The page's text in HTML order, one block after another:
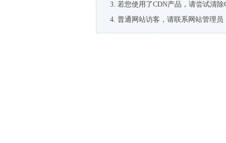
若您使用了CDN产品，请尝试清除
普通网站访客，请联系网站管理员